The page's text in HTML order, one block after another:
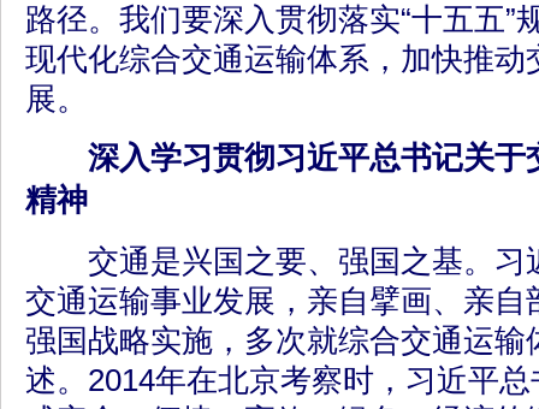
路径。我们要深入贯彻落实“十五五”
现代化综合交通运输体系，加快推动
展。
深入学习贯彻习近平总书记关于
精神
交通是兴国之要、强国之基。习
交通运输事业发展，亲自擘画、亲自
强国战略实施，多次就综合交通运输
述。2014年在北京考察时，习近平